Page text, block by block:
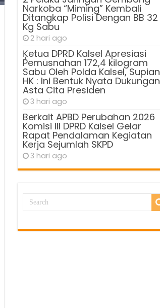
Narkoba “Miming” Kembali
Ditangkap Polisi Dengan BB 32
Kg Sabu
2 hari ago
Ķetua DPRD Kalsel Apresiasi
Pemusnahan 172,4 kilogram
Sabu Oleh Polda Kalsel, Supian
HK : Ini Bentuk Nyata Dukungan
Asta Cita Presiden
3 hari ago
Berkait APBD Perubahan 2026
Komisi III DPRD Kalsel Gelar
Rapat Pendalaman Kegiatan
Kerja Sejumlah SKPD
3 hari ago